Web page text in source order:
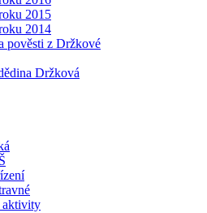
2015
2014
pověsti z Držkové
Držková
aktivity